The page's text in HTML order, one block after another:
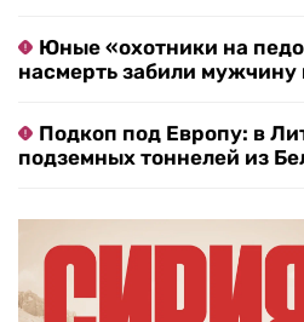
Юные «охотники на
насмерть забили мужчину
Подкоп под Европу: в
подземных тоннелей из